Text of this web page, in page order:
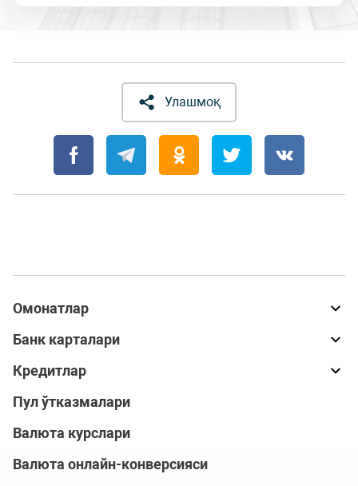
Улашмоқ
Омонатлар
Банк карталари
Кредитлар
Пул ўтказмалари
Валюта курслари
Валюта онлайн-конверсияси